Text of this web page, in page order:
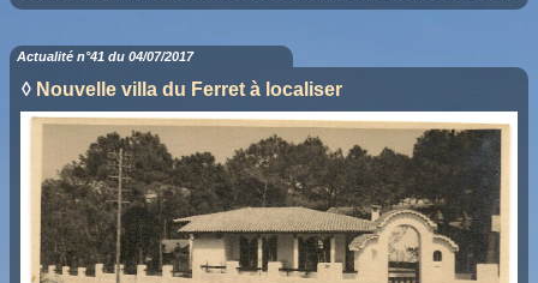
Actualité n°41 du 04/07/2017
◊ Nouvelle villa du Ferret à localiser